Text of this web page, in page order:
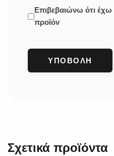
Επιβεβαιώνω ότι έχω
προϊόν
Σχετικά προϊόντα